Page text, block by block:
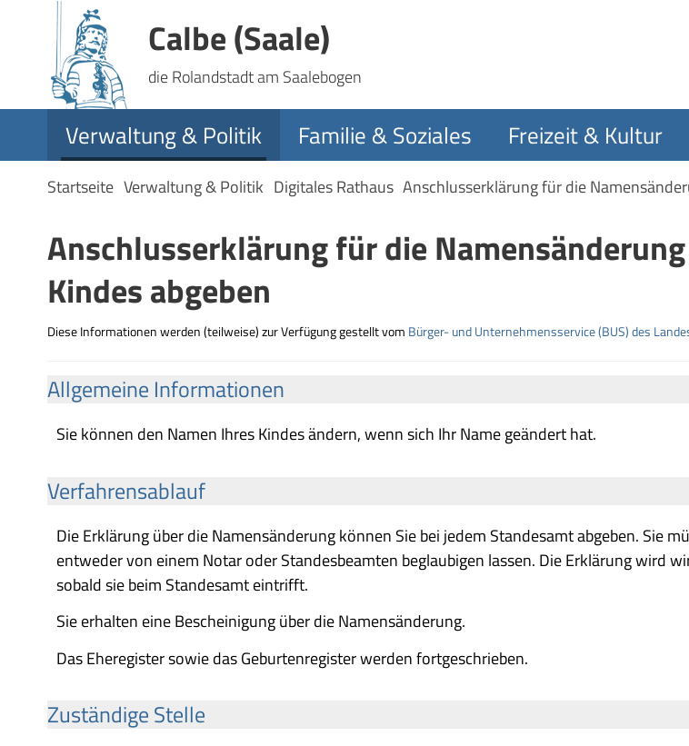
Calbe (Saale)
die Rolandstadt am Saalebogen
Verwaltung & Politik Familie & Soziales Freizeit & Kultur
Startseite Verwaltung & Politik Digitales Rathaus Anschlusserklärung für die
Anschlusserklärung für die
Kindes abgeben
Diese Informationen werden (teilweise) zur Verfügung gestellt vom Bürger- und Unternehmensservice (BUS) des
Allgemeine Informationen
Sie können den Namen Ihres Kindes ändern, wenn sich Ihr Name geändert hat.
Verfahrensablauf
Die Erklärung über die Namensänderung können Sie bei jedem Standesamt abgeben. Sie
entweder von einem Notar oder Standesbeamten beglaubigen lassen. Die Erklärung wird
sobald sie beim Standesamt eintrifft.
Sie erhalten eine Bescheinigung über die Namensänderung.
Das Eheregister sowie das Geburtenregister werden fortgeschrieben.
Zuständige Stelle